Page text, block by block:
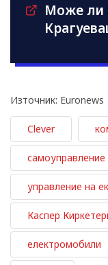
Може ли
Източник: Euronews
Clever
самоуправление
управление на
Каспер
електромобили